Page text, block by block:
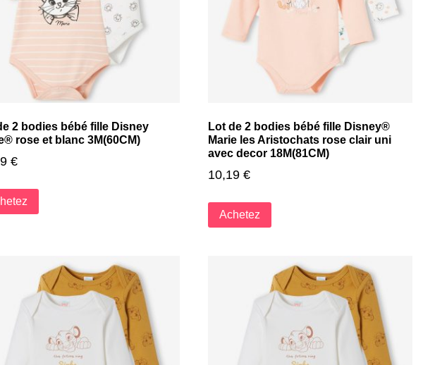
2 bodies bébé fille Disney
rose et blanc 3M(60CM)
€
Lot de 2 bodies bébé fille Disney®
Marie les Aristochats rose clair uni
avec decor 18M(81CM)
10,19 €
Achetez